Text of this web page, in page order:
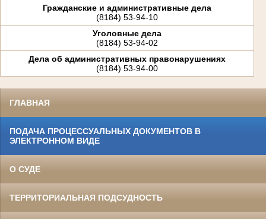
Гражданские и административные дела
(8184) 53-94-10
Уголовные дела
(8184) 53-94-02
Дела об административных правонарушениях
(8184) 53-94-00
ГЛАВНАЯ
ПОДАЧА ПРОЦЕССУАЛЬНЫХ ДОКУМЕНТОВ В
ЭЛЕКТРОННОМ ВИДЕ
О СУДЕ
ТЕРРИТОРИАЛЬНАЯ ПОДСУДНОСТЬ